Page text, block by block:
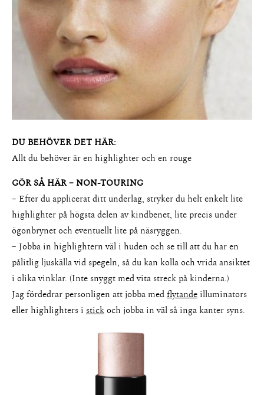
DU BEHÖVER DET HÄR:
Allt du behöver är en highlighter och en rouge
GÖR SÅ HÄR – NON-TOURING
– Efter du applicerat ditt underlag, stryker du helt enkelt lite
highlighter på högsta delen av kindbenet, lite precis under
ögonbrynet och eventuellt lite på näsryggen.
– Jobba in highlightern väl i huden och se till att du har en
pålitlig ljuskälla vid spegeln, så du kan kolla och vrida ansiktet
i olika vinklar. (Inte snyggt med vita streck på kinderna.)
Jag fördedrar personligen att jobba medflytande illuminators
eller highlighters i stickoch jobba in väl så inga kanter syns.